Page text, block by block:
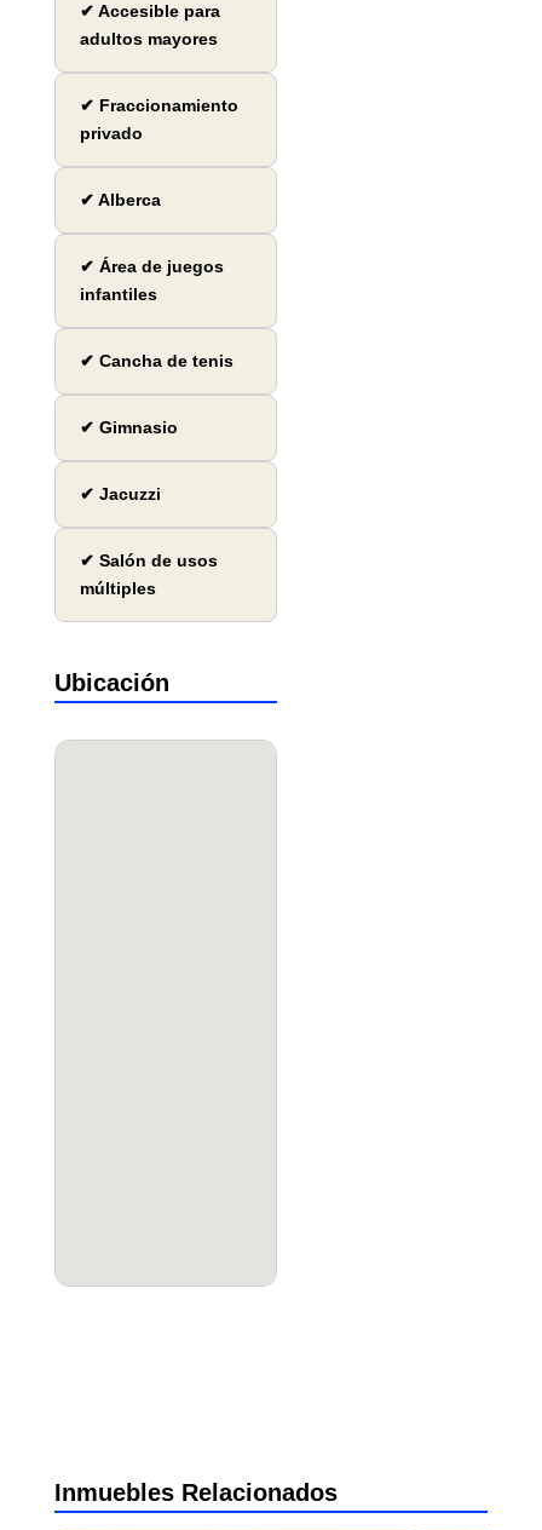
✔ Accesible para
adultos mayores
✔ Fraccionamiento
privado
✔ Alberca
✔ Área de juegos
infantiles
✔ Cancha de tenis
✔ Gimnasio
✔ Jacuzzi
✔ Salón de usos
múltiples
Ubicación
Inmuebles Relacionados